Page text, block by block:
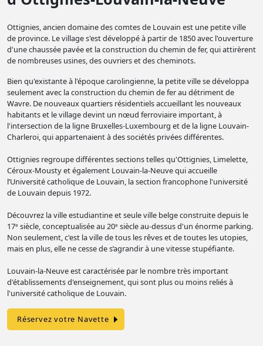
Ottignies, ancien domaine des comtes de Louvain est une petite ville
de province. Le village s'est développé à partir de 1850 avec l'ouverture
d'une chaussée pavée et la construction du chemin de fer, qui attirèrent
de nombreuses usines, des ouvriers et des cheminots.
Bien qu'existante à l'époque carolingienne, la petite ville se développa
seulement avec la construction du chemin de fer au détriment de
Wavre. De nouveaux quartiers résidentiels accueillant les nouveaux
habitants et le village devint un nœud ferroviaire important, à
l'intersection de la ligne Bruxelles-Luxembourg et de la ligne Louvain-
Charleroi, qui appartenaient à des sociétés privées différentes.
Ottignies regroupe différentes sections telles qu'Ottignies, Limelette,
Céroux-Mousty et également Louvain-la-Neuve qui accueille
l’Université catholique de Louvain, la section francophone l'université
de Louvain depuis 1972.
Découvrez la ville estudiantine et seule ville belge construite depuis le
17ᵉ siècle, conceptualisée au 20ᵉ siècle au-dessus d'un énorme parking.
Non seulement, c'est la ville de tous les rêves et de toutes les utopies,
mais en plus, elle ne cesse de s’agrandir à une vitesse stupéfiante.
Louvain-la-Neuve est caractérisée par le nombre très important
d'établissements d'enseignement, qui sont plus ou moins reliés à
l'université catholique de Louvain.
Réservez votre Navette